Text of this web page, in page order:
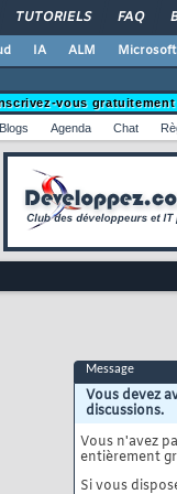
TUTORIELS FAQ
IA ALM Microsoft
vous
Blogs Agenda Chat
Message
Vous devez
discussions.
Vous n'avez
entièrement
Si vous